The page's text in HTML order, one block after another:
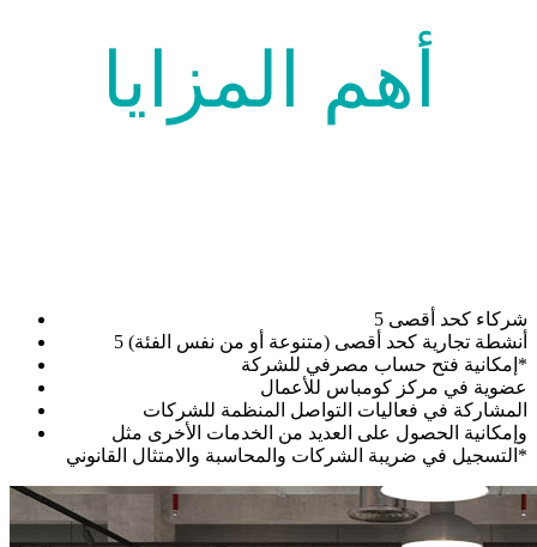
أهم المزايا
5 شركاء كحد أقصى
5 أنشطة تجارية كحد أقصى (متنوعة أو من نفس الفئة)
إمكانية فتح حساب مصرفي للشركة*
عضوية في مركز كومباس للأعمال
المشاركة في فعاليات التواصل المنظمة للشركات
وإمكانية الحصول على العديد من الخدمات الأخرى مثل
التسجيل في ضريبة الشركات والمحاسبة والامتثال القانوني*